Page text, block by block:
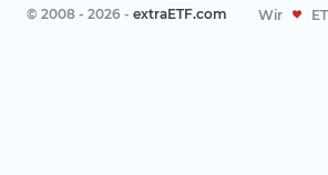
© 2008 - 2026 - extraETF.com Wir